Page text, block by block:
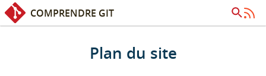
Accès rapide : Contenu
COMPRENDRE GIT
Plan du site